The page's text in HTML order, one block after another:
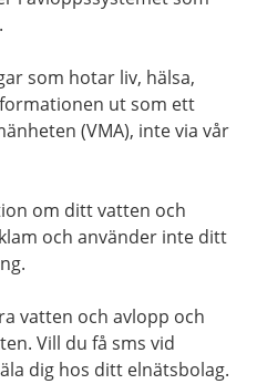
som hotar liv, hälsa,
ut som ett
(VMA), inte via vår
om ditt vatten och
och använder inte ditt
vatten och avlopp och
Vill du få sms vid
dig hos ditt elnätsbolag.